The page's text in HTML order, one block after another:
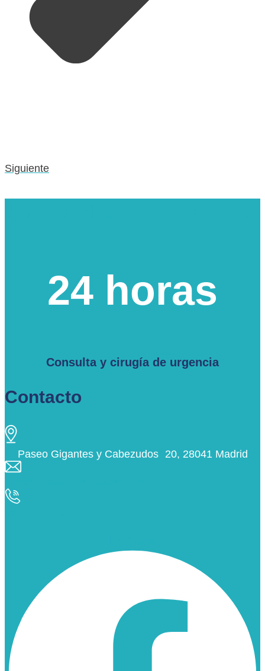
Siguiente
24 horas
Consulta y cirugía de urgencia
Contacto
Paseo Gigantes y Cabezudos 20, 28041 Madrid